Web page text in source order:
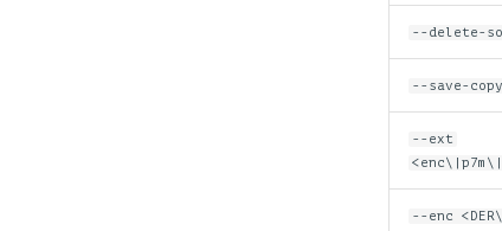
--delete-
--save-copy
--ext
--enc